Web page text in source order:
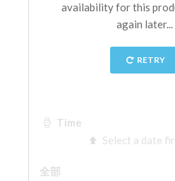
圣十字教堂
现在预定
预约导游
ENGLISH